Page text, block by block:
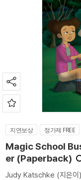
지연보상 정가제 FREE
Magic School
er (Paperback)
Judy Katschke (지은